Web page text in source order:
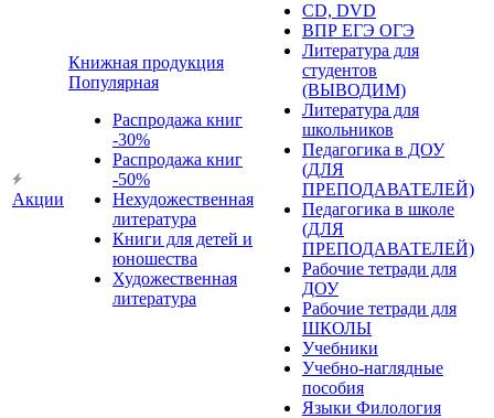
Акции
Книжная продукция
Популярная
Распродажа книг
-30%
Распродажа книг
-50%
Нехудожественная
литература
Книги для детей и
юношества
Художественная
литература
CD, DVD
ВПР ЕГЭ ОГЭ
Литература для
студентов
(ВЫВОДИМ)
Литература для
школьников
Педагогика в ДОУ
(ДЛЯ
ПРЕПОДАВАТЕЛЕЙ)
Педагогика в школе
(ДЛЯ
ПРЕПОДАВАТЕЛЕЙ)
Рабочие тетради для
ДОУ
Рабочие тетради для
ШКОЛЫ
Учебники
Учебно-наглядные
пособия
Языки Филология